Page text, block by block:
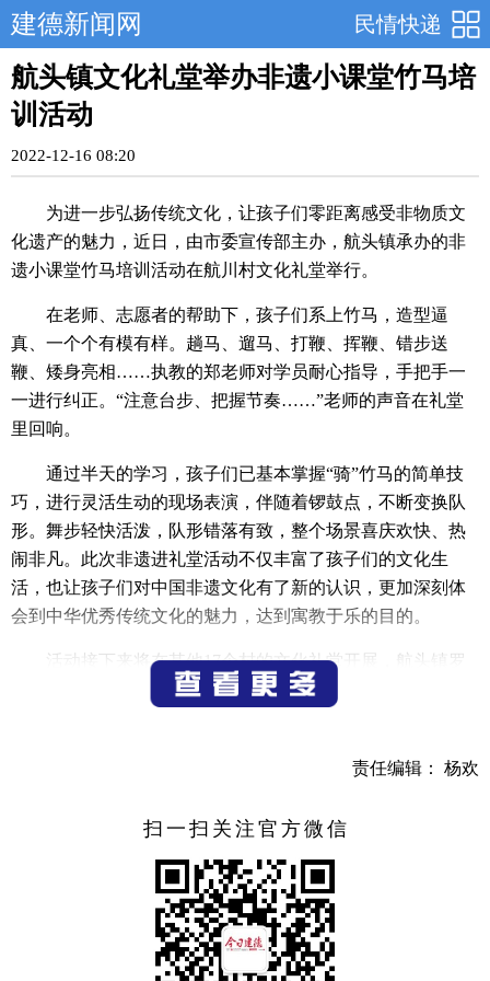
民情快递
建德新闻网
航头镇文化礼堂举办非遗小课堂竹马培
训活动
2022-12-16 08:20
为进一步弘扬传统文化，让孩子们零距离感受非物质文
化遗产的魅力，近日，由市委宣传部主办，航头镇承办的非
遗小课堂竹马培训活动在航川村文化礼堂举行。
在老师、志愿者的帮助下，孩子们系上竹马，造型逼
真、一个个有模有样。趟马、遛马、打鞭、挥鞭、错步送
鞭、矮身亮相……执教的郑老师对学员耐心指导，手把手一
一进行纠正。“注意台步、把握节奏……”老师的声音在礼堂
里回响。
通过半天的学习，孩子们已基本掌握“骑”竹马的简单技
巧，进行灵活生动的现场表演，伴随着锣鼓点，不断变换队
形。舞步轻快活泼，队形错落有致，整个场景喜庆欢快、热
闹非凡。此次非遗进礼堂活动不仅丰富了孩子们的文化生
活，也让孩子们对中国非遗文化有了新的认识，更加深刻体
会到中华优秀传统文化的魅力，达到寓教于乐的目的。
活动接下来将在其他17个村的文化礼堂开展，航头镇罗
源村文化礼堂、航头镇东村村文化礼堂、航头镇千源村文化
源村文化礼堂、航头镇航景村文化礼堂、航头镇珏塘村文化
航头镇航头村文化礼堂、航头镇南屏村文化礼堂、航头镇溪
沿村大山畈文化礼堂、航头镇大店口村文化礼堂和航头镇灵
责任编辑： 杨欢
扫一扫关注官方微信